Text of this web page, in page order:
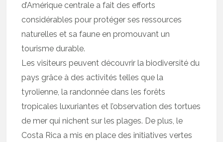
d’Amérique centrale a fait des efforts
considérables pour protéger ses ressources
naturelles et sa faune en promouvant un
tourisme durable.
Les visiteurs peuvent découvrir la biodiversité du
pays grâce à des activités telles que la
tyrolienne, la randonnée dans les forêts
tropicales luxuriantes et l’observation des tortues
de mer qui nichent sur les plages. De plus, le
Costa Rica a mis en place des initiatives vertes